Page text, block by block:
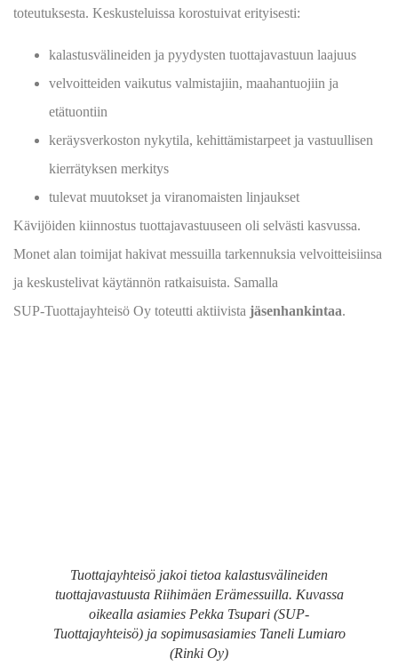
toteutuksesta. Keskusteluissa korostuivat erityisesti:
kalastusvälineiden ja pyydysten tuottajavastuun laajuus
velvoitteiden vaikutus valmistajiin, maahantuojiin ja
etätuontiin
keräysverkoston nykytila, kehittämistarpeet ja vastuullisen
kierrätyksen merkitys
tulevat muutokset ja viranomaisten linjaukset
Kävijöiden kiinnostus tuottajavastuuseen oli selvästi kasvussa.
Monet alan toimijat hakivat messuilla tarkennuksia velvoitteisiinsa
ja keskustelivat käytännön ratkaisuista. Samalla
SUP‑Tuottajayhteisö Oy toteutti aktiivista jäsenhankintaa.
Tuottajayhteisö jakoi tietoa kalastusvälineiden
tuottajavastuusta Riihimäen Erämessuilla. Kuvassa
oikealla asiamies Pekka Tsupari (SUP-
Tuottajayhteisö) ja sopimusasiamies Taneli Lumiaro
(Rinki Oy)